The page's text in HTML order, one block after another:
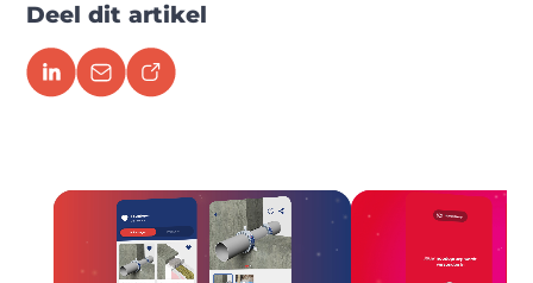
Deel dit artikel